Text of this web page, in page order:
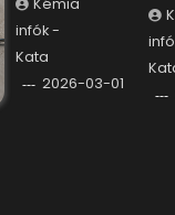
Kémia
infók -
Kata
2026-03-01